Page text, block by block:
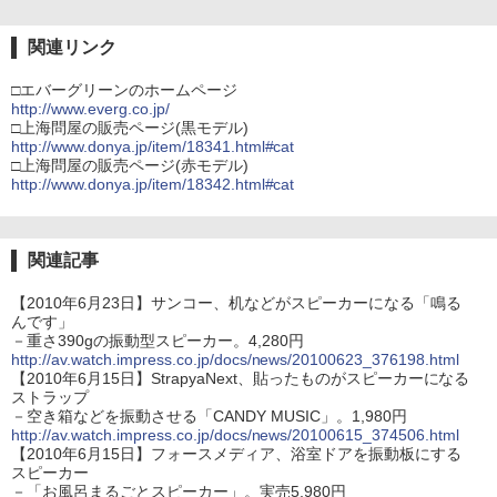
関連リンク
□エバーグリーンのホームページ
http://www.everg.co.jp/
□上海問屋の販売ページ(黒モデル)
http://www.donya.jp/item/18341.html#cat
□上海問屋の販売ページ(赤モデル)
http://www.donya.jp/item/18342.html#cat
関連記事
【2010年6月23日】サンコー、机などがスピーカーになる「鳴る
んです」
－重さ390gの振動型スピーカー。4,280円
http://av.watch.impress.co.jp/docs/news/20100623_376198.html
【2010年6月15日】StrapyaNext、貼ったものがスピーカーになる
ストラップ
－空き箱などを振動させる「CANDY MUSIC」。1,980円
http://av.watch.impress.co.jp/docs/news/20100615_374506.html
【2010年6月15日】フォースメディア、浴室ドアを振動板にする
スピーカー
－「お風呂まるごとスピーカー」。実売5,980円